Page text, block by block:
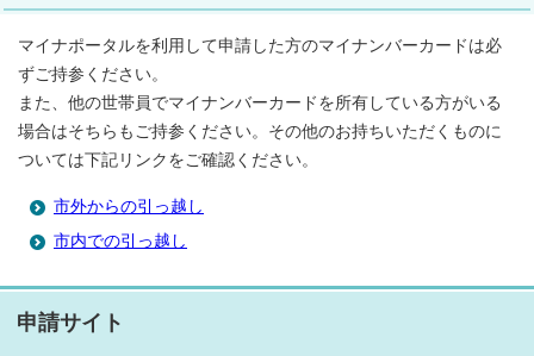
マイナポータルを利用して申請した方のマイナンバーカードは必
ずご持参ください。
また、他の世帯員でマイナンバーカードを所有している方がいる
場合はそちらもご持参ください。その他のお持ちいただくものに
ついては下記リンクをご確認ください。
市外からの引っ越し
市内での引っ越し
申請サイト